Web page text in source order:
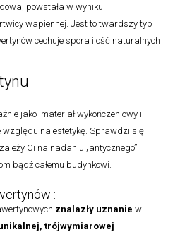
powstała w wyniku
wapiennej. Jest to twardszy typ
cechuje spora ilość naturalnych
jako materiał wykończeniowy i
względu na estetykę. Sprawdzi się
Ci na nadaniu „antycznego”
bądź całemu budynkowi.
:
znalazły uznanie w
trójwymiarowej